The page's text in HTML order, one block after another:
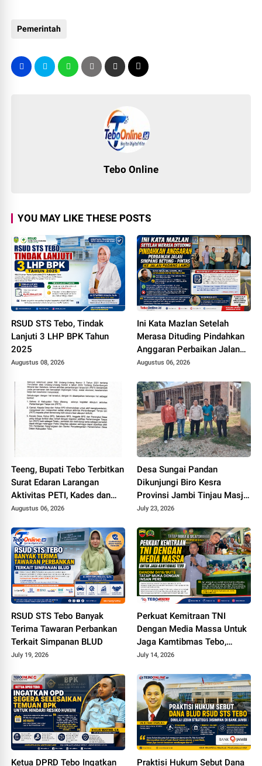
Pemerintah
Tebo Online
YOU MAY LIKE THESE POSTS
RSUD STS Tebo, Tindak
Lanjuti 3 LHP BPK Tahun
2025
Augustus 08, 2026
Ini Kata Mazlan Setelah
Merasa Dituding Pindahkan
Anggaran Perbaikan Jalan
Simpang Betung - Pintas ke
Augustus 06, 2026
Teeng, Bupati Tebo Terbitkan
Surat Edaran Larangan
Aktivitas PETI, Kades dan
Perangkat Desa Yang
Augustus 06, 2026
Desa Sungai Pandan
Dikunjungi Biro Kesra
Provinsi Jambi Tinjau Masjid
Muhajirin Desa Sungai
Hibah Pemeliharaan
July 23, 2026
RSUD STS Tebo Banyak
Terima Tawaran Perbankan
Terkait Simpanan BLUD
July 19, 2026
Perkuat Kemitraan TNI
Dengan Media Massa Untuk
Jaga Kamtibmas Tebo,
Dandim 0416/Bute Tatap
July 14, 2026
Ketua DPRD Tebo Ingatkan Praktisi Hukum Sebut Dana